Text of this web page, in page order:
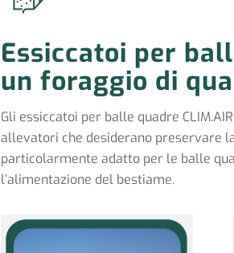
Essiccatoi per
un foraggio di
Gli essiccatoi per balle quadre
allevatori che desiderano preservare
particolarmente adatto per le balle
l’alimentazione del bestiame.